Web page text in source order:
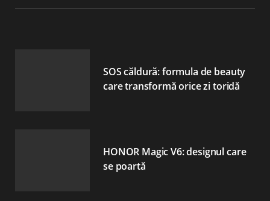
SOS căldură: formula de beauty
care transformă orice zi toridă
HONOR Magic V6: designul care
se poartă